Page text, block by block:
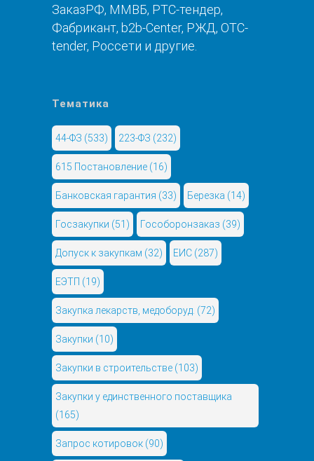
ЗаказРФ, ММВБ, РТС-тендер,
Фабрикант, b2b-Center, РЖД, OTC-
tender, Россети и другие.
Тематика
44-ФЗ (533) 223-ФЗ (232)
615 Постановление (16)
Банковская гарантия (33) Березка (14)
Госзакупки (51) Гособоронзаказ (39)
Допуск к закупкам (32) ЕИС (287)
ЕЭТП (19)
Закупка лекарств, медоборуд. (72)
Закупки (10)
Закупки в строительстве (103)
Закупки у единственного поставщика
(165)
Запрос котировок (90)